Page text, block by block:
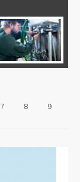
7 8 9